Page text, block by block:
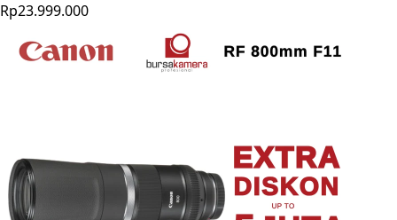
Rp23.999.000